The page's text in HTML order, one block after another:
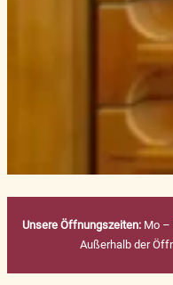
Unsere Öffnungszeiten:Mo –
Außerhalb der